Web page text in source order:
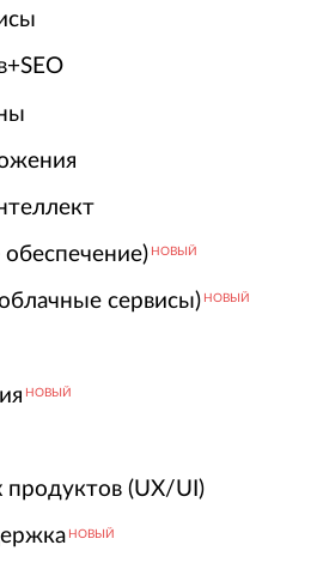
НОВЫЙ
сервисы) НОВЫЙ
НОВЫЙ
(UX/UI)
НОВЫЙ